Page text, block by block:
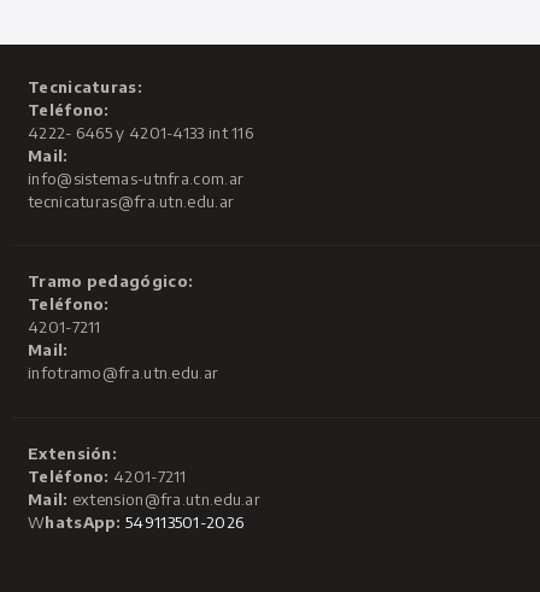
Tecnicaturas:
Teléfono:
4222- 6465 y 4201-4133 int 116
Mail:
info@sistemas-utnfra.com.ar
tecnicaturas@fra.utn.edu.ar
Tramo pedagógico:
Teléfono:
4201-7211
Mail:
infotramo@fra.utn.edu.ar
Extensión:
Teléfono: 4201-7211
Mail: extension@fra.utn.edu.ar
WhatsApp: 549113501-2026